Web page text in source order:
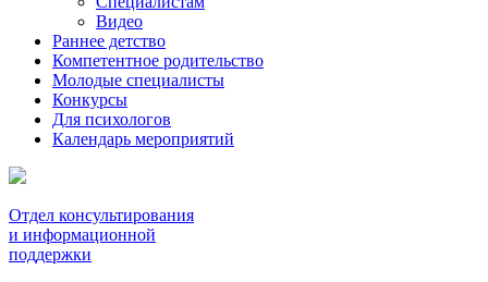
Видео
Раннее детство
Компетентное родительство
Молодые специалисты
Конкурсы
Для психологов
Календарь мероприятий
Отдел консультирования
и информационной
поддержки